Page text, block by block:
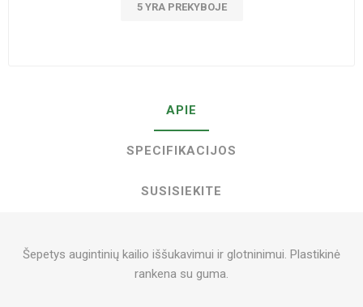
5 YRA PREKYBOJE
APIE
SPECIFIKACIJOS
SUSISIEKITE
Šepetys augintinių kailio iššukavimui ir glotninimui. Plastikinė
rankena su guma.